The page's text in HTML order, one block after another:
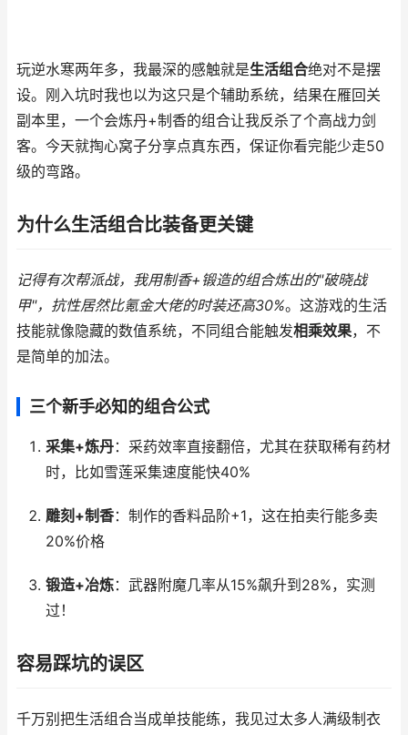
玩逆水寒两年多，我最深的感触就是生活组合绝对不是摆
设。刚入坑时我也以为这只是个辅助系统，结果在雁回关
副本里，一个会炼丹+制香的组合让我反杀了个高战力剑
客。今天就掏心窝子分享点真东西，保证你看完能少走50
级的弯路。
为什么生活组合比装备更关键
记得有次帮派战，我用制香+锻造的组合炼出的"破晓战
甲"，抗性居然比氪金大佬的时装还高30%。这游戏的生活
技能就像隐藏的数值系统，不同组合能触发相乘效果，不
是简单的加法。
三个新手必知的组合公式
采集+炼丹：采药效率直接翻倍，尤其在获取稀有药材
时，比如雪莲采集速度能快40%
雕刻+制香：制作的香料品阶+1，这在拍卖行能多卖
20%价格
锻造+冶炼：武器附魔几率从15%飙升到28%，实测
过！
容易踩坑的误区
千万别把生活组合当成单技能练，我见过太多人满级制衣